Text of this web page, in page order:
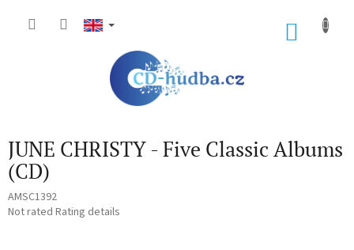
JUNE CHRISTY - Five Classic Albums
(CD)
AMSC1392
The
Not rated Rating details